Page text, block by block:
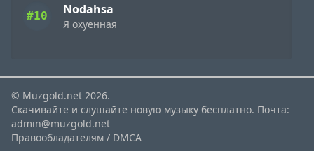
#10 Nodahsa
Я охуенная
© Muzgold.net 2026.
Скачивайте и слушайте новую музыку бесплатно. Почта:
admin@muzgold.net
Правообладателям / DMCA